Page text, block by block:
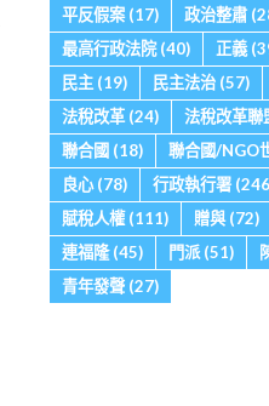
平反假案(17) 政治整肅
最高行政法院(40) 正義
民主 (19) 民主法治 (57)
法稅改革 (24) 法稅改革聯
聯合國 (18) 聯合國/NGO
良心(78) 行政執行署
賦稅人權(111) 贈與(72)
連福隆(45) 門派(51)
青年發聲 (27)